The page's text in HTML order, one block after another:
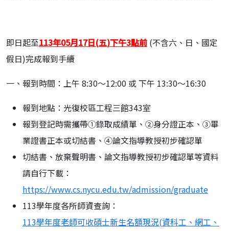
即日起至113年05月17日(五)下午3點前 (不含六、日、國定
假日)完成報到手續
一、報到時間：上午 8:30～12:00 或 下午 13:30～16:30
報到地點：光復校區工程三館343室
報到登記時需攜帶①錄取成績單、②身分證正本、③畢
業證書正本或切結書、④論文指導教授初步確認單
切結書、放棄聲明書、論文指導教授初步確認單等資料
請自行下載：
https://www.cs.nycu.edu.tw/admission/graduate
113學年度各所師資查詢：
113學年度老師可收碩士新生名額現況(資科工、網工、